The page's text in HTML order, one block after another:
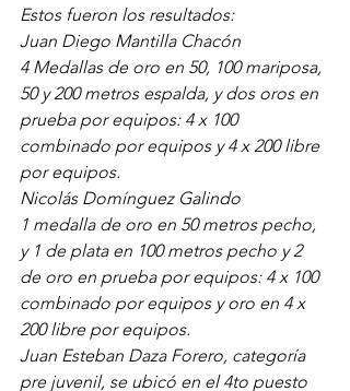
Estos fueron los resultados:
Juan Diego Mantilla Chacón
4 Medallas de oro en 50, 100 mariposa,
50 y 200 metros espalda, y dos oros en
prueba por equipos: 4 x 100
combinado por equipos y 4 x 200 libre
por equipos.
Nicolás Domínguez Galindo
1 medalla de oro en 50 metros pecho,
y 1 de plata en 100 metros pecho y 2
de oro en prueba por equipos: 4 x 100
combinado por equipos y oro en 4 x
200 libre por equipos.
Juan Esteban Daza Forero, categoría
pre juvenil, se ubicó en el 4to puesto